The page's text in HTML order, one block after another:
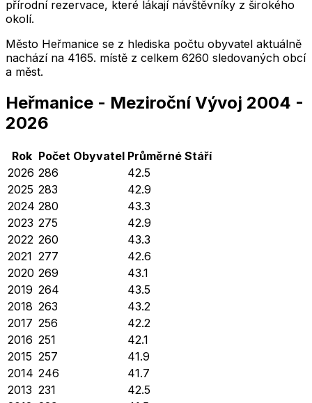
přírodní rezervace, které lákají návštěvníky z širokého
okolí.
Město Heřmanice se z hlediska počtu obyvatel aktuálně
nachází na 4165. místě z celkem 6260 sledovaných obcí
a měst.
Heřmanice - Meziroční Vývoj 2004 -
2026
Rok Počet Obyvatel Průměrné Stáří
2026 286
42.5
2025 283
42.9
2024 280
43.3
2023 275
42.9
2022 260
43.3
2021 277
42.6
2020 269
43.1
2019 264
43.5
2018 263
43.2
2017 256
42.2
2016 251
42.1
2015 257
41.9
2014 246
41.7
2013 231
42.5